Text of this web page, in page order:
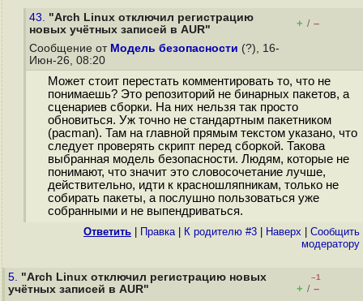
43. "Arch Linux отключил регистрацию
новых учётных записей в AUR"
+ / –
Сообщение от Модель безопасности (?), 16-
Июн-26, 08:20
Может стоит перестать комментировать то, что не
понимаешь? Это репозиторий не бинарных пакетов, а
сценариев сборки. На них нельзя так просто
обновиться. Уж точно не стандартным пакетником
(pacman). Там на главной прямым текстом указано, что
следует проверять скрипт перед сборкой. Такова
выбранная модель безопасности. Людям, которые не
понимают, что значит это словосочетание лучше,
действительно, идти к красношляпникам, только не
собирать пакеты, а послушно пользоваться уже
собранными и не выпендриваться.
Ответить Правка| К родителю #3 Наверх
Cообщить
модератору
5. "Arch Linux отключил регистрацию новых
учётных записей в AUR"
–1
+ / –